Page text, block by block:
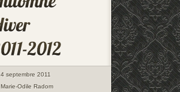
4 septembre 2011
Marie-Odile Radom